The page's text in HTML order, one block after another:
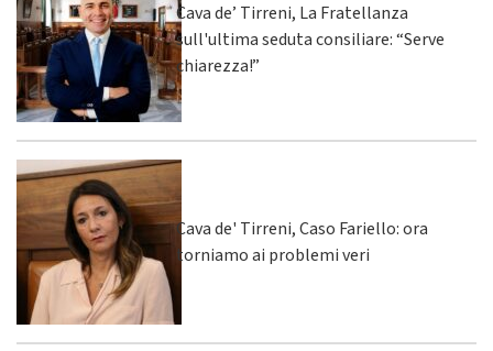
Cava de’ Tirreni, La Fratellanza
sull'ultima seduta consiliare: “Serve
chiarezza!”
Cava de' Tirreni, Caso Fariello: ora
torniamo ai problemi veri